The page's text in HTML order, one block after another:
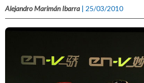
Alejandro Marimán Ibarra | 25/03/2010